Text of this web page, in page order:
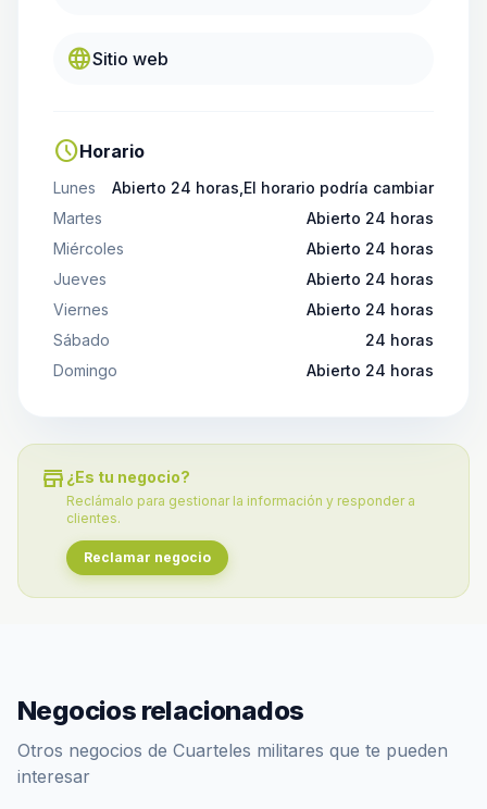
languageSitio web
scheduleHorario
Lunes
Abierto 24 horas,El horario podría cambiar
Martes
Abierto 24 horas
Miércoles
Abierto 24 horas
Jueves
Abierto 24 horas
Viernes
Abierto 24 horas
Sábado
24 horas
Domingo
Abierto 24 horas
store ¿Es tu negocio?
Reclámalo para gestionar la información y responder a
clientes.
Reclamar negocio
Negocios relacionados
Otros negocios de Cuarteles militares que te pueden
interesar